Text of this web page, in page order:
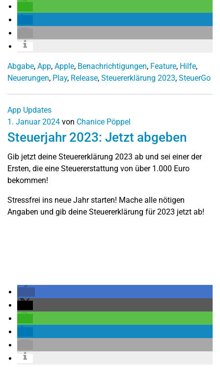
Abgabe, App, Apple, Benachrichtigungen, Feature, Hilfe,
Neuerungen, Play, Release, Steuererklärung 2023, SteuerGo
App Updates
1. Januar 2024 von Chanice Pöppel
Steuerjahr 2023: Jetzt abgeben
Gib jetzt deine Steuererklärung 2023 ab und sei einer der
Ersten, die eine Steuererstattung von über 1.000 Euro
bekommen!
Stressfrei ins neue Jahr starten! Mache alle nötigen
Angaben und gib deine Steuererklärung für 2023 jetzt ab!